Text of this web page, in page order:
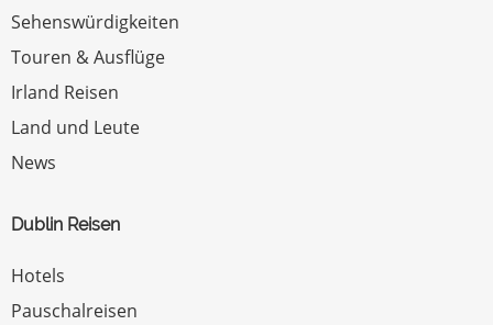
Sehenswürdigkeiten
Touren & Ausflüge
Irland Reisen
Land und Leute
News
Dublin Reisen
Hotels
Pauschalreisen